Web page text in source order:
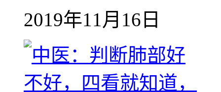
2019年11月16日